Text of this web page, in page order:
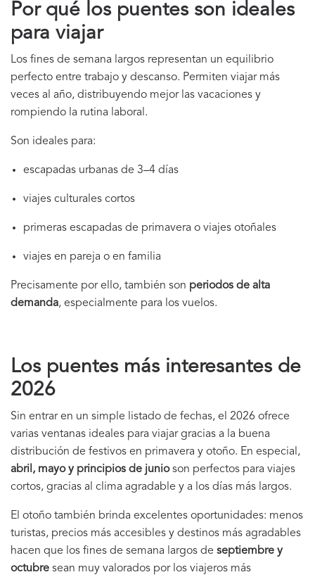
Por qué los puentes son ideales
para viajar
Los fines de semana largos representan un equilibrio
perfecto entre trabajo y descanso. Permiten viajar más
veces al año, distribuyendo mejor las vacaciones y
rompiendo la rutina laboral.
Son ideales para:
escapadas urbanas de 3–4 días
viajes culturales cortos
primeras escapadas de primavera o viajes otoñales
viajes en pareja o en familia
Precisamente por ello, también son periodos de alta
demanda, especialmente para los vuelos.
Los puentes más interesantes de
2026
Sin entrar en un simple listado de fechas, el 2026 ofrece
varias ventanas ideales para viajar gracias a la buena
distribución de festivos en primavera y otoño. En especial,
abril, mayo y principios de junioson perfectos para viajes
cortos, gracias al clima agradable y a los días más largos.
El otoño también brinda excelentes oportunidades: menos
turistas, precios más accesibles y destinos más agradables
hacen que los fines de semana largos de septiembre y
octubre sean muy valorados por los viajeros más